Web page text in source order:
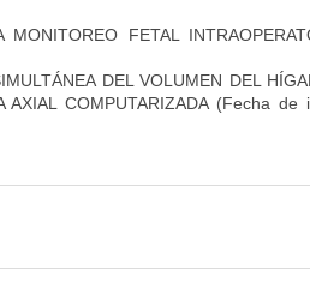
FETAL
DEL VOLUMEN DEL
COMPUTARIZADA(Fecha de